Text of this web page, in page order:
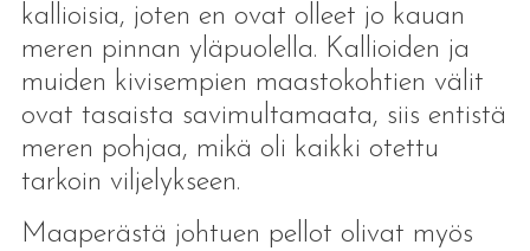
kallioisia, joten en ovat olleet jo kauan
meren pinnan yläpuolella. Kallioiden ja
muiden kivisempien maastokohtien välit
ovat tasaista savimultamaata, siis entistä
meren pohjaa, mikä oli kaikki otettu
tarkoin viljelykseen.
Maaperästä johtuen pellot olivat myös